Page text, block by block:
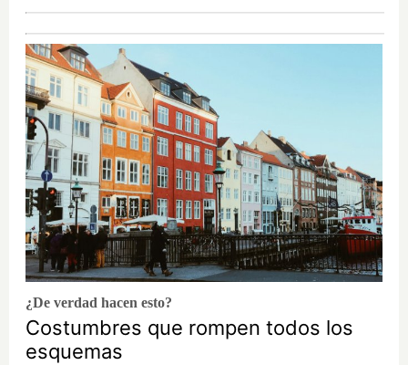
¿De verdad hacen esto?
Costumbres que rompen todos los
esquemas